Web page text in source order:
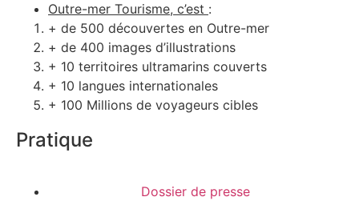
Outre-mer Tourisme, c’est :
+ de 500 découvertes en Outre-mer
+ de 400 images d’illustrations
+ 10 territoires ultramarins couverts
+ 10 langues internationales
+ 100 Millions de voyageurs cibles
Pratique
Dossier de presse